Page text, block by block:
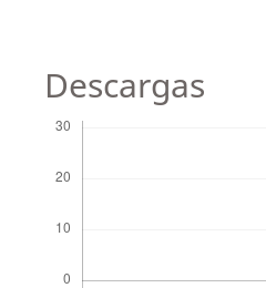
Descargas